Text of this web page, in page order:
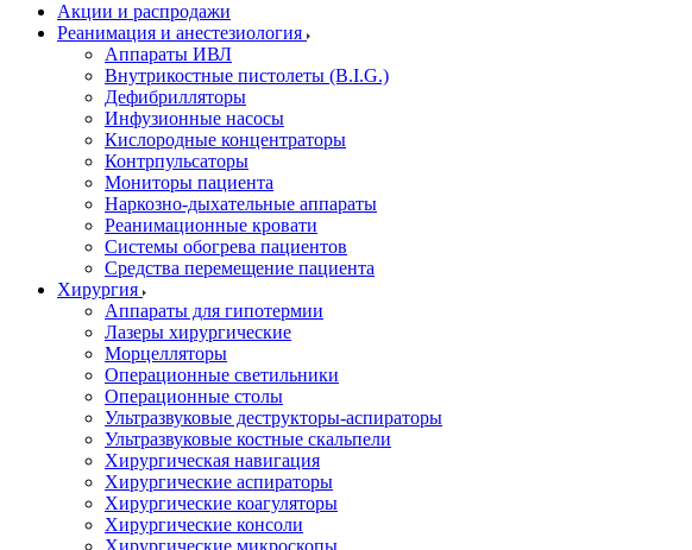
Акции и распродажи
Реанимация и анестезиология
Аппараты ИВЛ
Внутрикостные пистолеты (B.I.G.)
Дефибрилляторы
Инфузионные насосы
Кислородные концентраторы
Контрпульсаторы
Мониторы пациента
Наркозно-дыхательные аппараты
Реанимационные кровати
Системы обогрева пациентов
Средства перемещение пациента
Хирургия
Аппараты для гипотермии
Лазеры хирургические
Морцелляторы
Операционные светильники
Операционные столы
Ультразвуковые деструкторы-аспираторы
Ультразвуковые костные скальпели
Хирургическая навигация
Хирургические аспираторы
Хирургические коагуляторы
Хирургические консоли
Хирургические микроскопы